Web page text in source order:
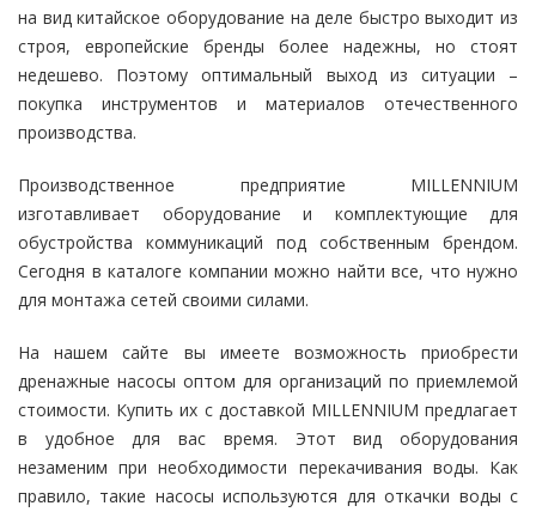
на вид китайское оборудование на деле быстро выходит из
строя, европейские бренды более надежны, но стоят
недешево. Поэтому оптимальный выход из ситуации –
покупка инструментов и материалов отечественного
производства.
Производственное предприятие MILLENNIUM
изготавливает оборудование и комплектующие для
обустройства коммуникаций под собственным брендом.
Сегодня в каталоге компании можно найти все, что нужно
для монтажа сетей своими силами.
На нашем сайте вы имеете возможность приобрести
дренажные насосы оптом для организаций по приемлемой
стоимости. Купить их с доставкой MILLENNIUM предлагает
в удобное для вас время. Этот вид оборудования
незаменим при необходимости перекачивания воды. Как
правило, такие насосы используются для откачки воды с